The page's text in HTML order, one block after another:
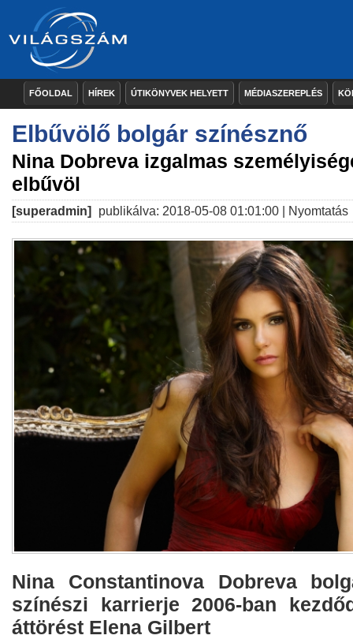
FŐOLDAL HÍREK ÚTIKÖNYVEK HELYETT MÉDIASZEREPLÉS
Elbűvölő bolgár színésznő
Nina Dobreva izgalmas
elbűvöl
[superadmin] publikálva: 2018-05-08 01:01:00 | Nyomtatás
Nina Constantinova Dobreva
színészi karrierje 2006-ban
áttörést Elena Gilbert